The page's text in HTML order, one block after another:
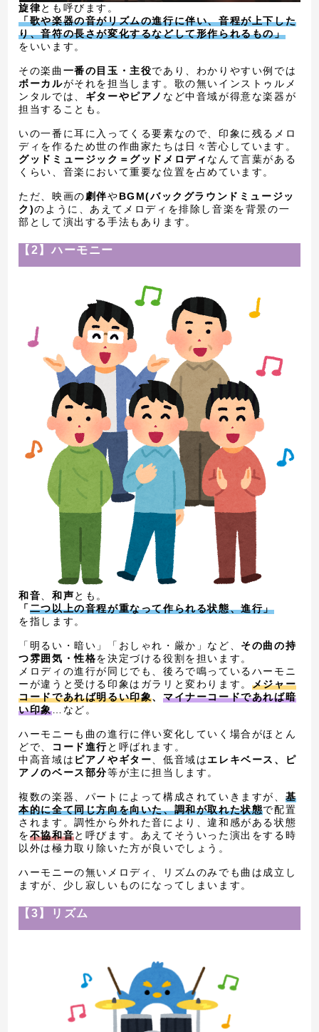
旋律とも呼びます。
「歌や楽器の音がリズムの進行に伴い、音程が上下した
り、音符の長さが変化するなどして形作られるもの」
をいいます。
その楽曲 一番の目玉・主役であり、わかりやすい例では
ボーカルがそれを担当します。歌の無いインストゥルメ
ンタルでは、 ギターやピアノ など中音域が得意な楽器が
担当することも。
いの一番に耳に入ってくる要素なので、印象に残るメロ
ディを作るため世の作曲家たちは日々苦心しています。
グッドミュージック＝グッドメロディ なんて言葉がある
くらい、音楽において重要な位置を占めています。
ただ、映画の劇伴やBGM(バックグラウンドミュージッ
ク)のように、あえてメロディを排除し音楽を背景の一
部として演出する手法もあります。
【2】ハーモニー
和音、和声とも。
「二つ以上の音程が重なって作られる状態、進行」
を指します。
「明るい・暗い」「おしゃれ・厳か」など、 その曲の持
つ雰囲気・性格を決定づける役割を担います。
メロディの進行が同じでも、後ろで鳴っているハーモニ
ーが違うと受ける印象はガラリと変わります。 メジャー
コードであれば明るい印象、マイナーコードであれば暗
い印象…など。
ハーモニーも曲の進行に伴い変化していく場合がほとん
どで、
コード進行と呼ばれます。
中高音域は ピアノやギター、低音域はエレキベース、ピ
アノのベース部分等が主に担当します。
複数の楽器、パートによって構成されていきますが、 基
本的に全て同じ方向を向いた、調和が取れた状態で配置
されます。調性から外れた音により、違和感がある状態
を不協和音と呼びます。あえてそういった演出をする時
以外は極力取り除いた方が良いでしょう。
ハーモニーの無いメロディ、リズムのみでも曲は成立し
ますが、少し寂しいものになってしまいます。
【3】リズム